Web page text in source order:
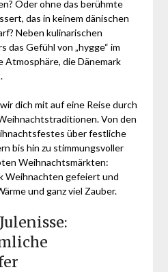
Oder ohne das berühmte
das in keinem dänischen
Neben kulinarischen
Gefühl von „hygge“ im
die Dänemark
dich mit auf eine Reise durch
Von den
über festliche
bis hin zu stimmungsvoller
Weihnachtsmärkten:
Weihnachten gefeiert und
und ganz viel Zauber.